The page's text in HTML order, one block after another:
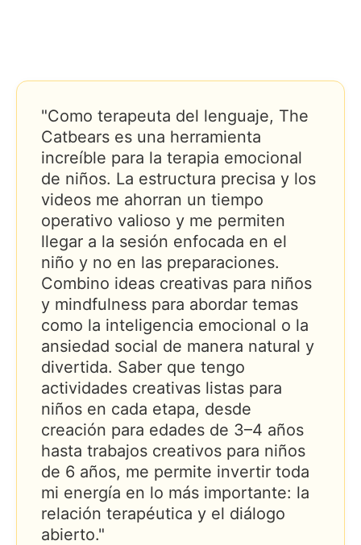
"Como terapeuta del lenguaje, The
Catbears es una herramienta
increíble para la terapia emocional
de niños. La estructura precisa y los
videos me ahorran un tiempo
operativo valioso y me permiten
llegar a la sesión enfocada en el
niño y no en las preparaciones.
Combino ideas creativas para niños
y mindfulness para abordar temas
como la inteligencia emocional o la
ansiedad social de manera natural y
divertida. Saber que tengo
actividades creativas listas para
niños en cada etapa, desde
creación para edades de 3–4 años
hasta trabajos creativos para niños
de 6 años, me permite invertir toda
mi energía en lo más importante: la
relación terapéutica y el diálogo
abierto."